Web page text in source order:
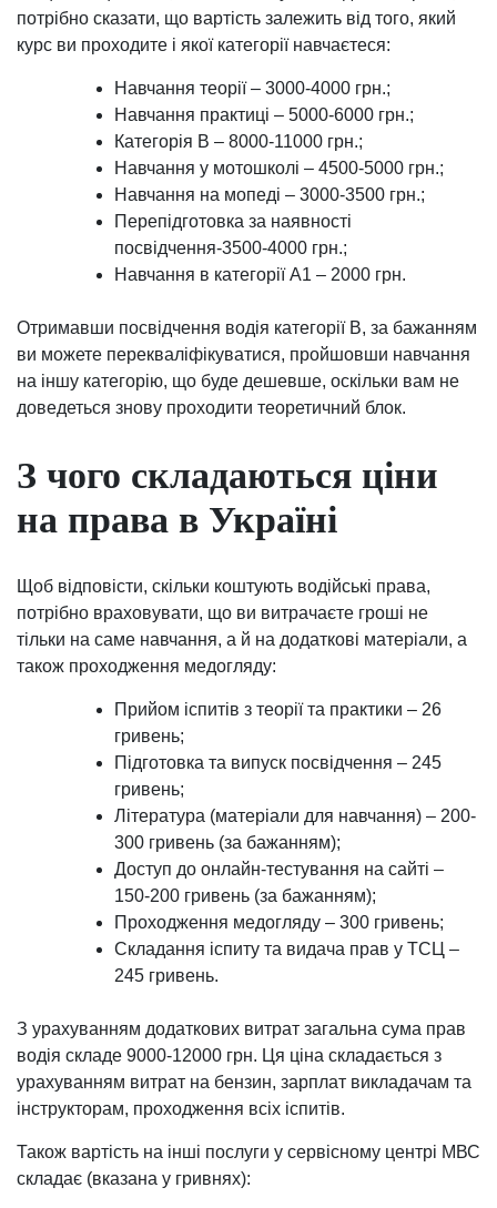
потрібно сказати, що вартість залежить від того, який
курс ви проходите і якої категорії навчаєтеся:
Навчання теорії – 3000-4000 грн.;
Навчання практиці – 5000-6000 грн.;
Категорія B – 8000-11000 грн.;
Навчання у мотошколі – 4500-5000 грн.;
Навчання на мопеді – 3000-3500 грн.;
Перепідготовка за наявності
посвідчення-3500-4000 грн.;
Навчання в категорії A1 – 2000 грн.
Отримавши посвідчення водія категорії B, за бажанням
ви можете перекваліфікуватися, пройшовши навчання
на іншу категорію, що буде дешевше, оскільки вам не
доведеться знову проходити теоретичний блок.
З чого складаються ціни
на права в Україні
Щоб відповісти, скільки коштують водійські права,
потрібно враховувати, що ви витрачаєте гроші не
тільки на саме навчання, а й на додаткові матеріали, а
також проходження медогляду:
Прийом іспитів з теорії та практики – 26
гривень;
Підготовка та випуск посвідчення – 245
гривень;
Література (матеріали для навчання) – 200-
300 гривень (за бажанням);
Доступ до онлайн-тестування на сайті –
150-200 гривень (за бажанням);
Проходження медогляду – 300 гривень;
Складання іспиту та видача прав у ТСЦ –
245 гривень.
З урахуванням додаткових витрат загальна сума прав
водія складе 9000-12000 грн. Ця ціна складається з
урахуванням витрат на бензин, зарплат викладачам та
інструкторам, проходження всіх іспитів.
Також вартість на інші послуги у сервісному центрі МВС
складає (вказана у гривнях):